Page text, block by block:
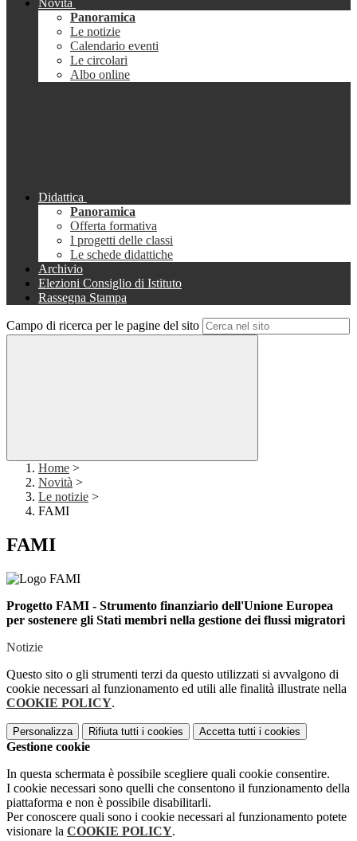
Novità
Panoramica
Le notizie
Calendario eventi
Le circolari
Albo online
Didattica
Panoramica
Offerta formativa
I progetti delle classi
Le schede didattiche
Archivio
Elezioni Consiglio di Istituto
Rassegna Stampa
Campo di ricerca per le pagine del sito
Home >
Novità >
Le notizie >
FAMI
FAMI
Progetto FAMI - Strumento finanziario dell'Unione Europea
per sostenere gli Stati membri nella gestione dei flussi migratori
Notizie
Questo sito o gli strumenti terzi da questo utilizzati si avvalgono di
cookie necessari al funzionamento ed utili alle finalità illustrate nella
COOKIE POLICY.
Personalizza Rifiuta tutti i cookies Accetta tutti i cookies
Gestione cookie
In questa schermata è possibile scegliere quali cookie consentire.
I cookie necessari sono quelli che consentono il funzionamento della
piattaforma e non è possibile disabilitarli.
Per conoscere quali sono i cookie necessari al funzionamento potete
visionare la COOKIE POLICY.